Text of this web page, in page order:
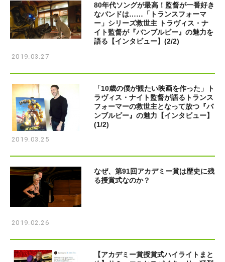
80年代ソングが最高！監督が一番好き
なバンドは……「トランスフォーマ
ー」シリーズ救世主 トラヴィス・ナ
イト監督が『バンブルビー』の魅力を
語る【インタビュー】(2/2)
2019.03.27
「10歳の僕が観たい映画を作った」ト
ラヴィス・ナイト監督が語るトランス
フォーマーの救世主となって放つ『バ
ンブルビー』の魅力【インタビュー】
(1/2)
2019.03.25
なぜ、第91回アカデミー賞は歴史に残
る授賞式なのか？
2019.02.26
【アカデミー賞授賞式ハイライトまと